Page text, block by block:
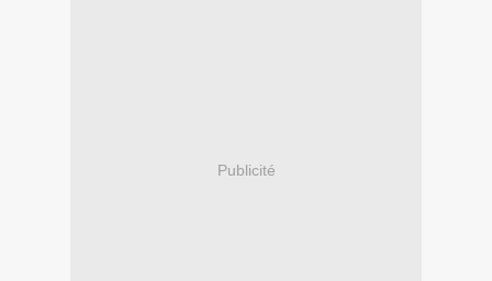
Publicité